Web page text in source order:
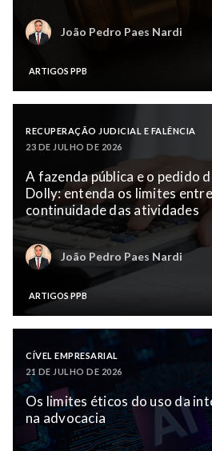
João Pedro Paes Nardi
ARTIGOS PPB
RECUPERAÇÃO JUDICIAL E FALÊNCIA
23 DE JULHO DE 2026
A fazenda pública e o pedido
Dolly: entenda os limites
continuidade das atividades
João Pedro Paes Nardi
ARTIGOS PPB
CÍVEL EMPRESARIAL
21 DE JULHO DE 2026
Os limites éticos do uso da
na advocacia